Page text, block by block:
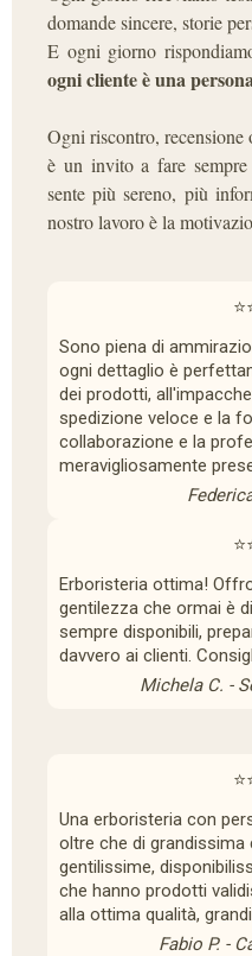
domande sincere, storie
E ogni giorno
ogni cliente è una
Ogni riscontro,
è un invito a fare
sente più sereno, più
nostro lavoro è la
Sono piena di
ogni dettaglio è
dei prodotti,
spedizione veloce e la
collaborazione e la
meravigliosamente
Erboristeria ottima!
gentilezza che ormai è
sempre disponibili,
davvero ai clienti.
Michela C. -
Una erboristeria con
oltre che di grandissima
gentilissime,
che hanno prodotti
alla ottima qualità,
Fabio P. -